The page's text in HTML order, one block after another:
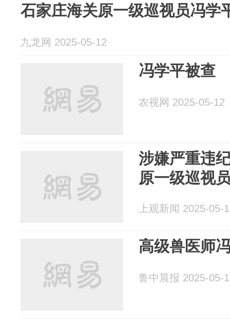
石家庄海关原一级巡视员冯学
九龙网 2025-05-12
冯学平被查
农视网 2025-05-12
涉嫌严重违
原一级巡视
上观新闻 2025-05-
高级兽医师
鲁中晨报 2025-05-